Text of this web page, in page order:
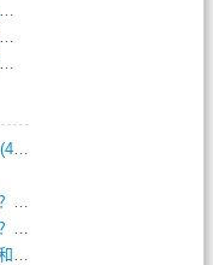
2023合击传奇私服最强战力养成终极秘籍(428)
传奇私服最新攻略：刀刀烈火，装备全爆？攻(813)
龙城传奇：如何快速提升战力，称霸沙城？(802)
传奇老区变态服攻略：如何快速提升等级和战(379)